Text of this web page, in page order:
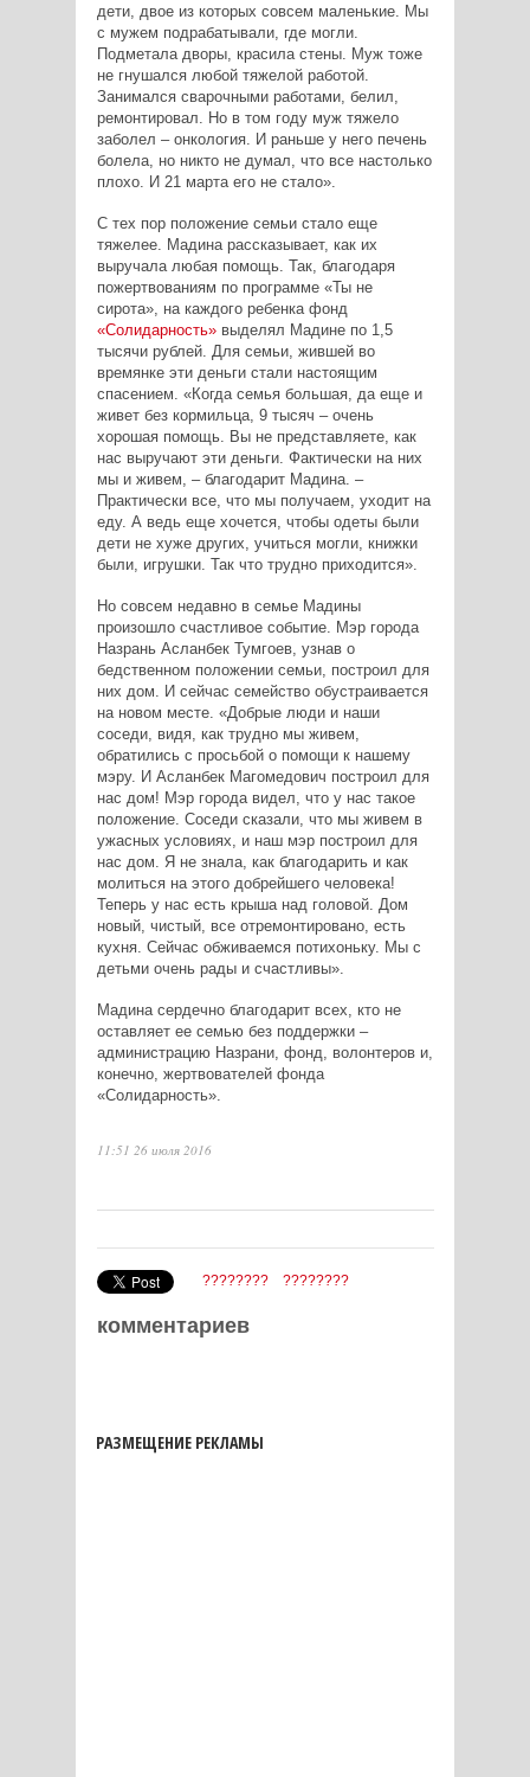
дети, двое из которых совсем маленькие. Мы
с мужем подрабатывали, где могли.
Подметала дворы, красила стены. Муж тоже
не гнушался любой тяжелой работой.
Занимался сварочными работами, белил,
ремонтировал. Но в том году муж тяжело
заболел – онкология. И раньше у него печень
болела, но никто не думал, что все настолько
плохо. И 21 марта его не стало».
С тех пор положение семьи стало еще
тяжелее. Мадина рассказывает, как их
выручала любая помощь. Так, благодаря
пожертвованиям по программе «Ты не
сирота», на каждого ребенка фонд
«Солидарность»выделял Мадине по 1,5
тысячи рублей. Для семьи, жившей во
времянке эти деньги стали настоящим
спасением. «Когда семья большая, да еще и
живет без кормильца, 9 тысяч – очень
хорошая помощь. Вы не представляете, как
нас выручают эти деньги. Фактически на них
мы и живем, – благодарит Мадина. –
Практически все, что мы получаем, уходит на
еду. А ведь еще хочется, чтобы одеты были
дети не хуже других, учиться могли, книжки
были, игрушки. Так что трудно приходится».
Но совсем недавно в семье Мадины
произошло счастливое событие. Мэр города
Назрань Асланбек Тумгоев, узнав о
бедственном положении семьи, построил для
них дом. И сейчас семейство обустраивается
на новом месте. «Добрые люди и наши
соседи, видя, как трудно мы живем,
обратились с просьбой о помощи к нашему
мэру. И Асланбек Магомедович построил для
нас дом! Мэр города видел, что у нас такое
положение. Соседи сказали, что мы живем в
ужасных условиях, и наш мэр построил для
нас дом. Я не знала, как благодарить и как
молиться на этого добрейшего человека!
Теперь у нас есть крыша над головой. Дом
новый, чистый, все отремонтировано, есть
кухня. Сейчас обживаемся потихоньку. Мы с
детьми очень рады и счастливы».
Мадина сердечно благодарит всех, кто не
оставляет ее семью без поддержки –
администрацию Назрани, фонд, волонтеров и,
конечно, жертвователей фонда
«Солидарность».
11:51 26 июля 2016
???????? ????????
комментариев
РАЗМЕЩЕНИЕ РЕКЛАМЫ